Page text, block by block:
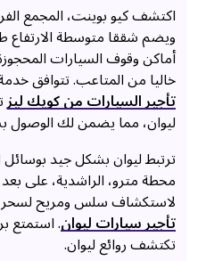
اكتشف كيو بوينت، المجمع
ويضم شققا متوسطة الارتفاع
أماكن وقوف السيارات
خاليا من المتاعب. تتوافق
تأجير السيارات من كويك ليز
ليوان، مما يضمن لك الوصول
ترتبط ليوان بشكل جيد بوسائل
لاستكشاف سلس ومريح لسحر
تأجير سيارات ليوان. استمتع
تكتشف روائع ليوان.